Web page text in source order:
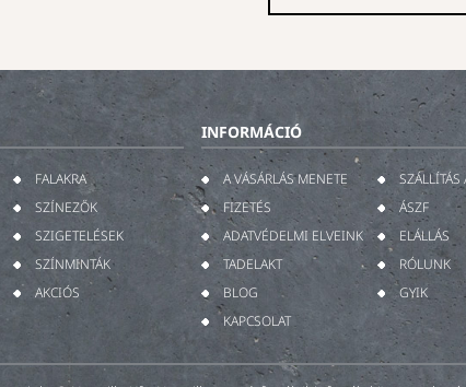
INFORMÁCIÓ
FALAKRA
SZÍNEZŐK
SZIGETELÉSEK
SZÍNMINTÁK
AKCIÓS
A VÁSÁRLÁS MENETE
SZÁLLÍTÁS
FIZETÉS
ÁSZF
ADATVÉDELMI ELVEINK
ELÁLLÁS
TADELAKT
RÓLUNK
BLOG
GYIK
KAPCSOLAT